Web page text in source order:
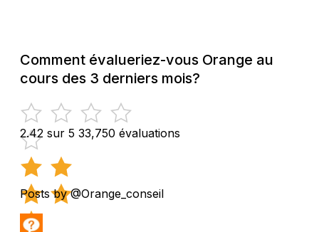
Comment évalueriez-vous Orange au
cours des 3 derniers mois?
2.42 sur 5 33,750 évaluations
Posts by @Orange_conseil